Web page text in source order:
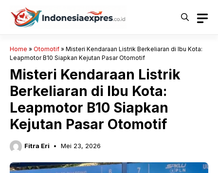
Langsung
Home » Otomotif » Misteri Kendaraan Listrik Berkeliaran di Ibu Kota:
Leapmotor B10 Siapkan Kejutan Pasar Otomotif
Misteri Kendaraan Listrik
Berkeliaran di Ibu Kota:
Leapmotor B10 Siapkan
Kejutan Pasar Otomotif
Fitra Eri Mei 23, 2026